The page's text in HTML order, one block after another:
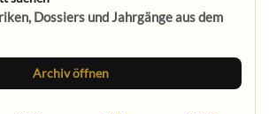
Dossiers und Jahrgänge aus dem
Archiv öffnen